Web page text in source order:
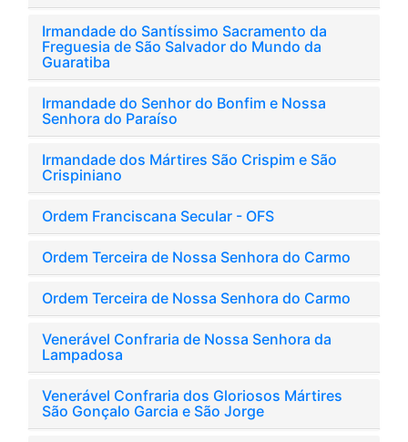
Irmandade do Santíssimo Sacramento da
Freguesia de São Salvador do Mundo da
Guaratiba
Irmandade do Senhor do Bonfim e Nossa
Senhora do Paraíso
Irmandade dos Mártires São Crispim e São
Crispiniano
Ordem Franciscana Secular - OFS
Ordem Terceira de Nossa Senhora do Carmo
Ordem Terceira de Nossa Senhora do Carmo
Venerável Confraria de Nossa Senhora da
Lampadosa
Venerável Confraria dos Gloriosos Mártires
São Gonçalo Garcia e São Jorge